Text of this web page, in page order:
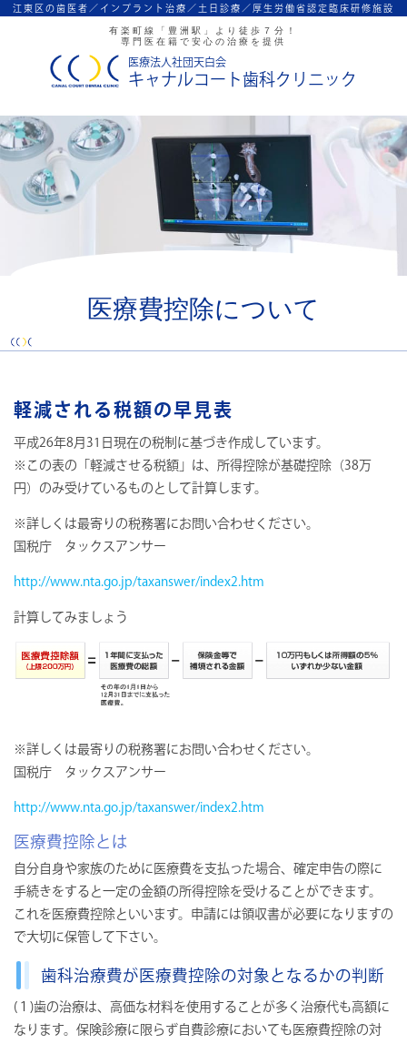
江東区の歯医者／インプラント治療／ 土日診療／厚生労働省認定臨床研修施設
有楽町線「豊洲駅」より徒歩７分！
専門医在籍で安心の治療を提供
医療法人社団天白会
キャナルコート歯科クリニック
医療費控除について
軽減される税額の早見表
平成26年8月31日現在の税制に基づき作成しています。
※この表の「軽減させる税額」は、所得控除が基礎控除（38万
円）のみ受けているものとして計算します。
※詳しくは最寄りの税務署にお問い合わせください。
国税庁 タックスアンサー
http://www.nta.go.jp/taxanswer/index2.htm
計算してみましょう
※詳しくは最寄りの税務署にお問い合わせください。
国税庁 タックスアンサー
http://www.nta.go.jp/taxanswer/index2.htm
医療費控除とは
自分自身や家族のために医療費を支払った場合、確定申告の際に
手続きをすると一定の金額の所得控除を受けることができます。
これを医療費控除といいます。申請には領収書が必要になりますの
で大切に保管して下さい。
歯科治療費が医療費控除の対象となるかの判断
(１)歯の治療は、高価な材料を使用することが多く治療代も高額に
なります。保険診療に限らず自費診療においても医療費控除の対